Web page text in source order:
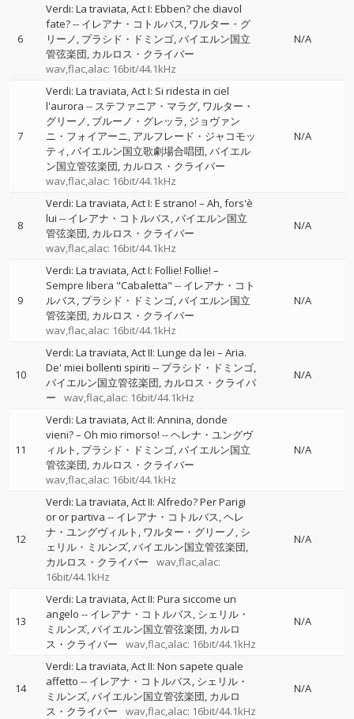
6
Verdi: La traviata, Act I: Ebben? che diavol
fate?-- イレアナ・コトルバス ワルター・グ
リーノ プラシド・ドミンゴ バイエルン国立
管弦楽団 カルロス・クライバー
wav,flac,alac: 16bit/44.1kHz
N/A
7
Verdi: La traviata, Act I: Si ridesta in ciel
l'aurora -- ステファニア・マラグ ワルター・
グリーノ ブルーノ・グレッラ ジョヴァン
ニ・フォイアーニ アルフレード・ジャコモッ
ティ バイエルン国立歌劇場合唱団 バイエル
ン国立管弦楽団 カルロス・クライバー
wav,flac,alac: 16bit/44.1kHz
N/A
8
Verdi: La traviata, Act I: E strano! – Ah, fors'è
lui -- イレアナ・コトルバス バイエルン国立
管弦楽団 カルロス・クライバー
wav,flac,alac: 16bit/44.1kHz
N/A
9
Verdi: La traviata, Act I: Follie! Follie! –
Sempre libera "Cabaletta" -- イレアナ・コト
ルバス プラシド・ドミンゴ バイエルン国立
管弦楽団 カルロス・クライバー
wav,flac,alac: 16bit/44.1kHz
N/A
10
Verdi: La traviata, Act II: Lunge da lei – Aria.
De' miei bollenti spiriti -- プラシド・ドミンゴ
バイエルン国立管弦楽団 カルロス・クライバ
ー
wav,flac,alac: 16bit/44.1kHz
N/A
11
Verdi: La traviata, Act II: Annina, donde
vieni? – Oh mio rimorso! --ヘレナ・ユングヴ
ィルト プラシド・ドミンゴ バイエルン国立
管弦楽団 カルロス・クライバー
wav,flac,alac: 16bit/44.1kHz
N/A
12
Verdi: La traviata, Act II: Alfredo? Per Parigi
or or partiva -- イレアナ・コトルバス ヘレ
ナ・ユングヴィルト ワルター・グリーノ シ
ェリル・ミルンズ バイエルン国立管弦楽団
カルロス・クライバー
wav,flac,alac:
16bit/44.1kHz
N/A
13
Verdi: La traviata, Act II: Pura siccome un
angelo -- イレアナ・コトルバス シェリル・
ミルンズ バイエルン国立管弦楽団 カルロ
ス・クライバー
wav,flac,alac: 16bit/44.1kHz
N/A
14
Verdi: La traviata, Act II: Non sapete quale
affetto -- イレアナ・コトルバス シェリル・
ミルンズ バイエルン国立管弦楽団 カルロ
ス・クライバー
wav,flac,alac: 16bit/44.1kHz
N/A